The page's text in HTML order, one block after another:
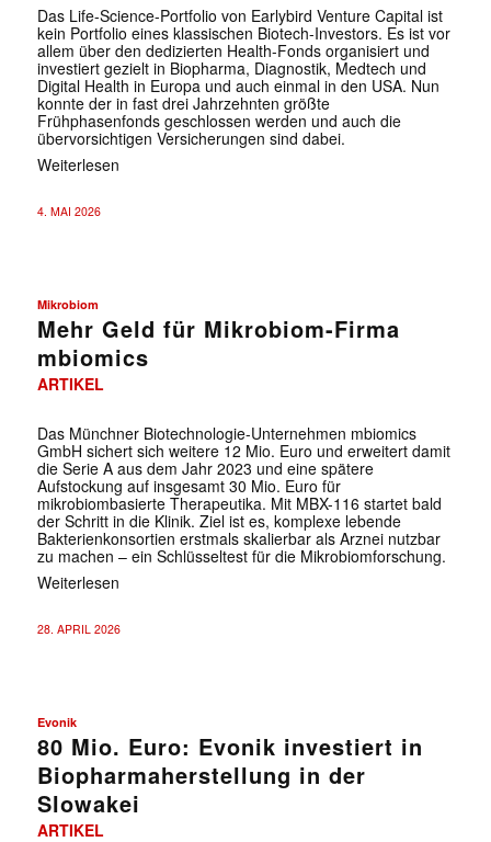
Das Life-Science-Portfolio von Earlybird Venture Capital ist
kein Portfolio eines klassischen Biotech-Investors. Es ist vor
allem über den dedizierten Health-Fonds organisiert und
investiert gezielt in Biopharma, Diagnostik, Medtech und
Digital Health in Europa und auch einmal in den USA. Nun
konnte der in fast drei Jahrzehnten größte
Frühphasenfonds geschlossen werden und auch die
übervorsichtigen Versicherungen sind dabei.
Weiterlesen
4. MAI 2026
Mikrobiom
Mehr Geld für Mikrobiom-Firma
mbiomics
ARTIKEL
Das Münchner Biotechnologie-Unternehmen mbiomics
GmbH sichert sich weitere 12 Mio. Euro und erweitert damit
die Serie A aus dem Jahr 2023 und eine spätere
Aufstockung auf insgesamt 30 Mio. Euro für
mikrobiombasierte Therapeutika. Mit MBX-116 startet bald
der Schritt in die Klinik. Ziel ist es, komplexe lebende
Bakterienkonsortien erstmals skalierbar als Arznei nutzbar
zu machen – ein Schlüsseltest für die Mikrobiomforschung.
Weiterlesen
28. APRIL 2026
Evonik
80 Mio. Euro: Evonik investiert in
Biopharmaherstellung in der
Slowakei
ARTIKEL